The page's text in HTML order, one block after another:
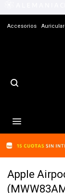
Accesorios

Apple